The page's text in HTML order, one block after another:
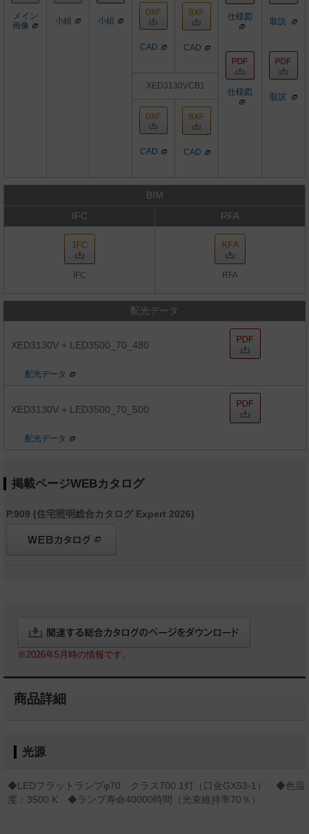
メイン
画像
小組 小組 仕様図
仕様図
取説
取説
CAD CAD
XED3130VCB1
CAD CAD
BIM
IFC
RFA
IFC RFA
配光データ
XED3130V + LED3500_70_480
配光データ
XED3130V + LED3500_70_500
配光データ
掲載ページWEBカタログ
P.909 (住宅照明総合カタログ Expert 2026)
※2026年5月時の情報です。
商品詳細
光源
◆LEDフラットランプφ70 クラス700 1灯（口金GX53-1） ◆色温
度：3500 K ◆ランプ寿命40000時間（光束維持率70％）